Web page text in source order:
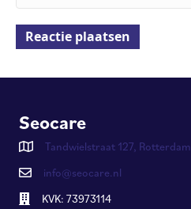
Seocare
Tandwielstraat 127, Rotterdam
info@seocare.nl
KVK: 73973114